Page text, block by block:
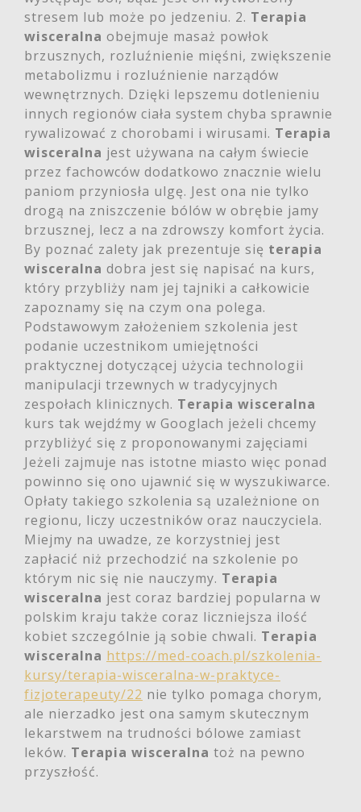
stresem lub może po jedzeniu. 2. Terapia
wisceralna obejmuje masaż powłok
brzusznych, rozluźnienie mięśni, zwiększenie
metabolizmu i rozluźnienie narządów
wewnętrznych. Dzięki lepszemu dotlenieniu
innych regionów ciała system chyba sprawnie
rywalizować z chorobami i wirusami. Terapia
wisceralna jest używana na całym świecie
przez fachowców dodatkowo znacznie wielu
paniom przyniosła ulgę. Jest ona nie tylko
drogą na zniszczenie bólów w obrębie jamy
brzusznej, lecz a na zdrowszy komfort życia.
By poznać zalety jak prezentuje się terapia
wisceralna dobra jest się napisać na kurs,
który przybliży nam jej tajniki a całkowicie
zapoznamy się na czym ona polega.
Podstawowym założeniem szkolenia jest
podanie uczestnikom umiejętności
praktycznej dotyczącej użycia technologii
manipulacji trzewnych w tradycyjnych
zespołach klinicznych. Terapia wisceralna
kurs tak wejdźmy w Googlach jeżeli chcemy
przybliżyć się z proponowanymi zajęciami
Jeżeli zajmuje nas istotne miasto więc ponad
powinno się ono ujawnić się w wyszukiwarce.
Opłaty takiego szkolenia są uzależnione on
regionu, liczy uczestników oraz nauczyciela.
Miejmy na uwadze, ze korzystniej jest
zapłacić niż przechodzić na szkolenie po
którym nic się nie nauczymy. Terapia
wisceralna jest coraz bardziej popularna w
polskim kraju także coraz liczniejsza ilość
kobiet szczególnie ją sobie chwali. Terapia
wisceralna https://med-coach.pl/szkolenia-
kursy/terapia-wisceralna-w-praktyce-
fizjoterapeuty/22 nie tylko pomaga chorym,
ale nierzadko jest ona samym skutecznym
lekarstwem na trudności bólowe zamiast
leków. Terapia wisceralna toż na pewno
przyszłość.